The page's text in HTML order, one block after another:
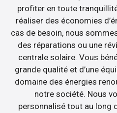
profiter en toute
réaliser des économies
cas de besoin, nous
des réparations ou une
centrale solaire. Vous
grande qualité et d’une
domaine des énergies
notre société. Nous
personnalisé tout au long